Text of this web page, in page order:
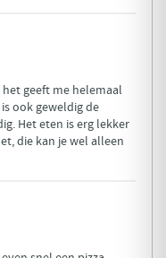
geeft me helemaal
ook geweldig de
Het eten is erg lekker
die kan je wel alleen